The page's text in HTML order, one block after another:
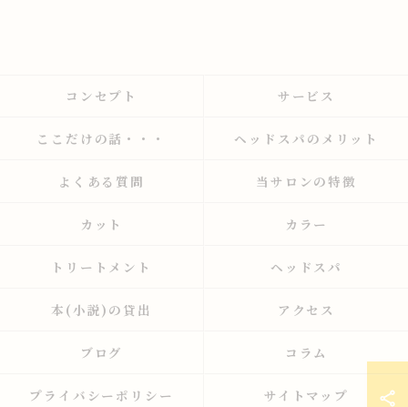
コンセプト サービス
ここだけの話・・・ ヘッドスパのメリット
よくある質問 当サロンの特徴
カット カラー
トリートメント ヘッドスパ
本(小説)の貸出 アクセス
ブログ コラム
プライバシーポリシー サイトマップ